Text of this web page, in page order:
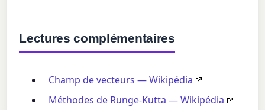
Lectures complémentaires
Champ de vecteurs — Wikipédia
Méthodes de Runge-Kutta — Wikipédia